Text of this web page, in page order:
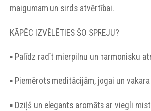
maigumam un sirds atvērtībai.
KĀPĒC IZVĒLĒTIES ŠO SPREJU?
▪︎ Palīdz radīt mierpilnu un harmonisku
▪︎ Piemērots meditācijām, jogai un
▪︎ Dziļš un elegants aromāts ar viegli